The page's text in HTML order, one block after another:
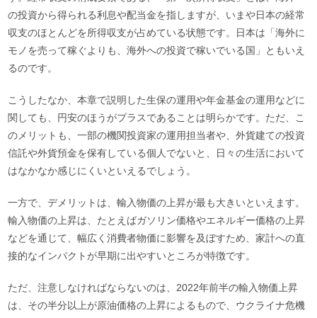
の投資から得られる利息や配当金を指しますが、いまや日本の経常
収支のほとんどを所得収支が占めている状態です。日本は「海外に
モノを売って稼ぐよりも、海外への投資で稼いでいる国」ともいえ
るのです。
こうしたなか、本章で説明した生保の運用や年金基金の運用などに
関しても、円安のほうがプラスであることは明らかです。ただ、こ
のメリットも、一部の機関投資家の運用担当者や、外貨建ての投資
信託や外貨預金を保有している個人でないと、日々の生活において
はなかなか感じにくいといえるでしょう。
一方で、デメリットは、輸入物価の上昇が最も大きいといえます。
輸入物価の上昇は、たとえばガソリン価格やエネルギー価格の上昇
などを通じて、幅広く消費者物価に影響を及ぼすため、家計への直
接的なインパクトが早期に出やすいところが特徴です。
ただ、注意しなければならないのは、2022年前半の輸入物価上昇
は、その半分以上が原油価格の上昇によるもので、ウクライナ危機